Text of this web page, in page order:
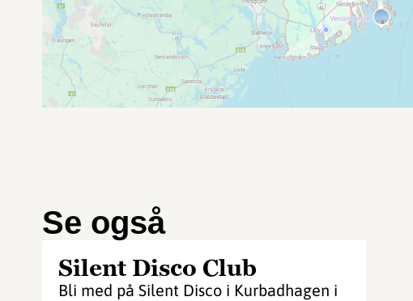
Se også
Silent Disco Club
Bli med på Silent Disco i Kurbadhagen i